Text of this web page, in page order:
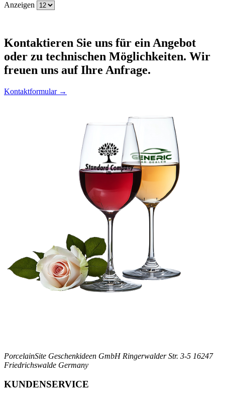
Anzeigen
Kontaktieren Sie uns für ein Angebot
oder zu technischen Möglichkeiten. Wir
freuen uns auf Ihre Anfrage.
Kontaktformular →
PorcelainSite Geschenkideen GmbH Ringerwalder Str. 3-5 16247
Friedrichswalde Germany
KUNDENSERVICE